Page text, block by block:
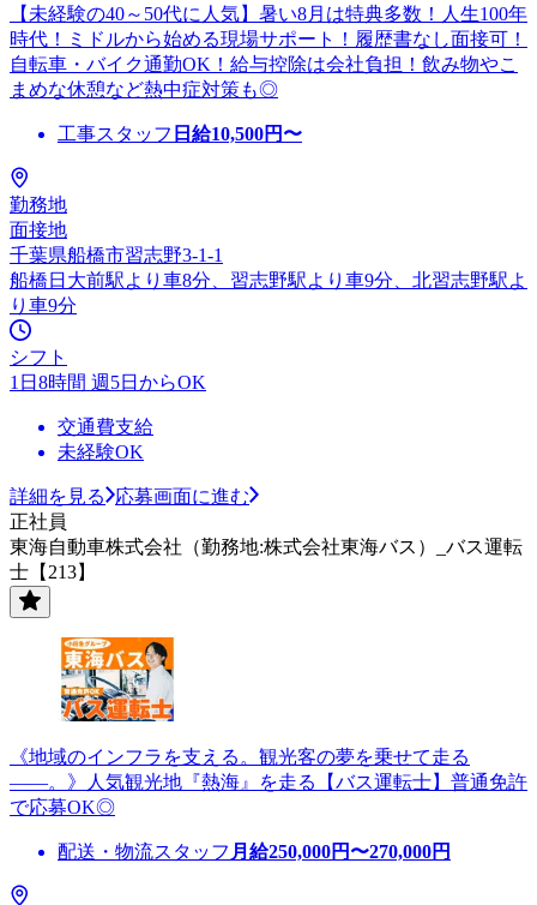
【未経験の40～50代に人気】暑い8月は特典多数！人生100年
時代！ミドルから始める現場サポート！履歴書なし面接可！
自転車・バイク通勤OK！給与控除は会社負担！飲み物やこ
まめな休憩など熱中症対策も◎
工事スタッフ 日給10,500円〜
勤務地
面接地
千葉県船橋市習志野3-1-1
船橋日大前駅より車8分、習志野駅より車9分、北習志野駅よ
り車9分
シフト
1日8時間 週5日からOK
交通費支給
未経験OK
詳細を見る
応募画面に進む
正社員
東海自動車株式会社（勤務地:株式会社東海バス）_バス運転
士【213】
《地域のインフラを支える。観光客の夢を乗せて走る
――。》人気観光地『熱海』を走る【バス運転士】普通免許
で応募OK◎
配送・物流スタッフ 月給250,000円〜270,000円